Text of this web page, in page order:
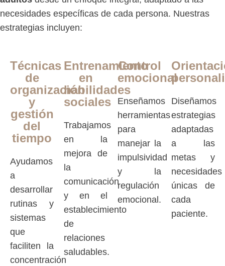
necesidades específicas de cada persona. Nuestras
estrategias incluyen:
Técnicas
de
organización
y
gestión
del
tiempo
Ayudamos
a
desarrollar
rutinas y
sistemas
que
faciliten la
concentración
Entrenamiento
en
habilidades
sociales
Trabajamos
en la
mejora de
la
comunicación
y en el
establecimiento
de
relaciones
saludables.
Control
emocional
Enseñamos
herramientas
para
manejar la
impulsividad
y la
regulación
emocional.
Diseñamos
estrategias
adaptadas
a las
metas y
necesidades
únicas de
cada
paciente.